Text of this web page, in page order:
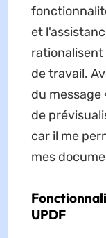
et
de travail.
du message
de
car il me
mes
UPDF